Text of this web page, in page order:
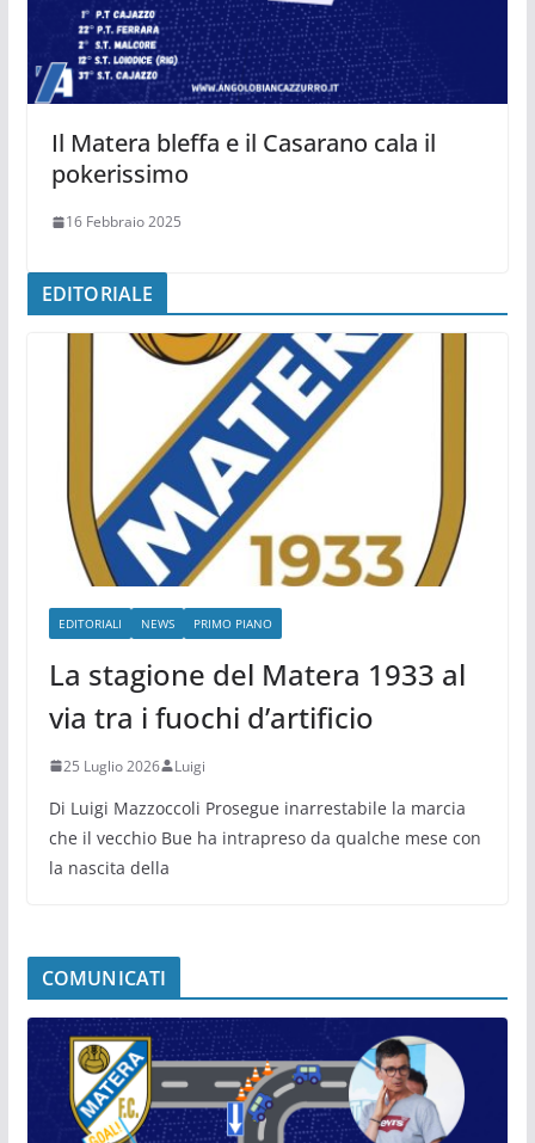
Il Matera bleffa e il Casarano cala il
pokerissimo
16 Febbraio 2025
EDITORIALE
EDITORIALI NEWS PRIMO PIANO
La stagione del Matera 1933 al
via tra i fuochi d’artificio
25 Luglio 2026 Luigi
Di Luigi Mazzoccoli Prosegue inarrestabile la marcia
che il vecchio Bue ha intrapreso da qualche mese con
la nascita della
COMUNICATI